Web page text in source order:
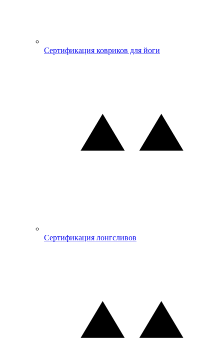
Сертификация ковриков для йоги
Сертификация лонгсливов